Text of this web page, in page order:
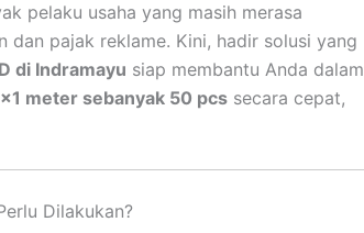
pelaku usaha yang masih merasa
dan pajak reklame. Kini, hadir solusi yang
di Indramayu siap membantu Anda dalam
meter sebanyak 50 pcs secara cepat,
Dilakukan?